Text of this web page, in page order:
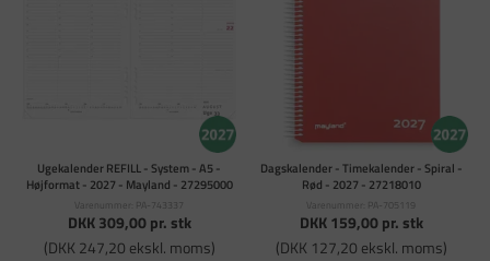
Ugekalender REFILL - System - A5 -
Højformat - 2027 - Mayland - 27295000
Varenummer: PA-743337
DKK 309,00pr. stk
(DKK 247,20 ekskl. moms)
Dagskalender - Timekalender - Spiral -
Rød - 2027 - 27218010
Varenummer: PA-705119
DKK 159,00pr. stk
(DKK 127,20 ekskl. moms)